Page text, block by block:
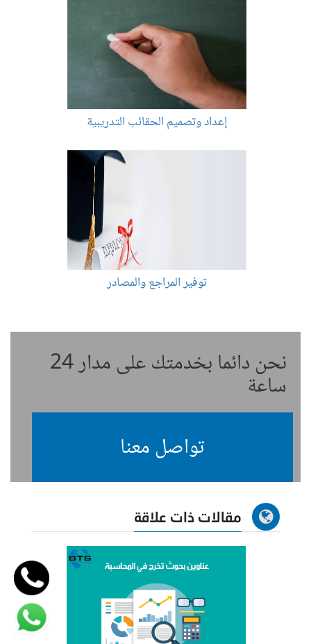
إعداد وتصميم الحقائب التدريبية
توفير المراجع والمصادر
نحن دائما بخدمتك على مدار 24
ساعة
تواصل معنا
مقالات ذات علاقة